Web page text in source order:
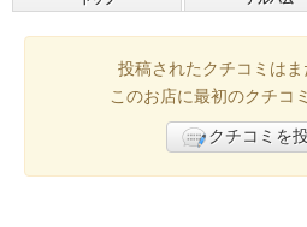
投稿されたクチコミはま
このお店に最初のクチコ
クチコミを